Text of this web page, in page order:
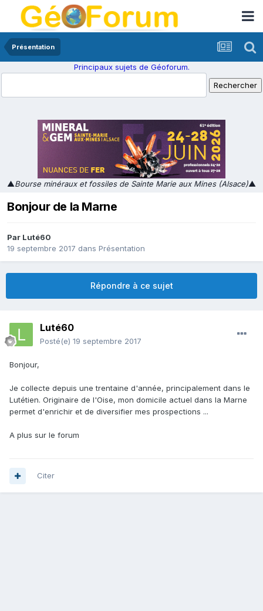
Présentation
Principaux sujets de Géoforum.
▲Bourse minéraux et fossiles de Sainte Marie aux Mines (Alsace)▲
Bonjour de la Marne
Par Luté60
19 septembre 2017 dans Présentation
Répondre à ce sujet
Luté60
Posté(e) 19 septembre 2017
Bonjour,
Je collecte depuis une trentaine d'année, principalement dans le
Lutétien. Originaire de l'Oise, mon domicile actuel dans la Marne
permet d'enrichir et de diversifier mes prospections ...
A plus sur le forum
Citer